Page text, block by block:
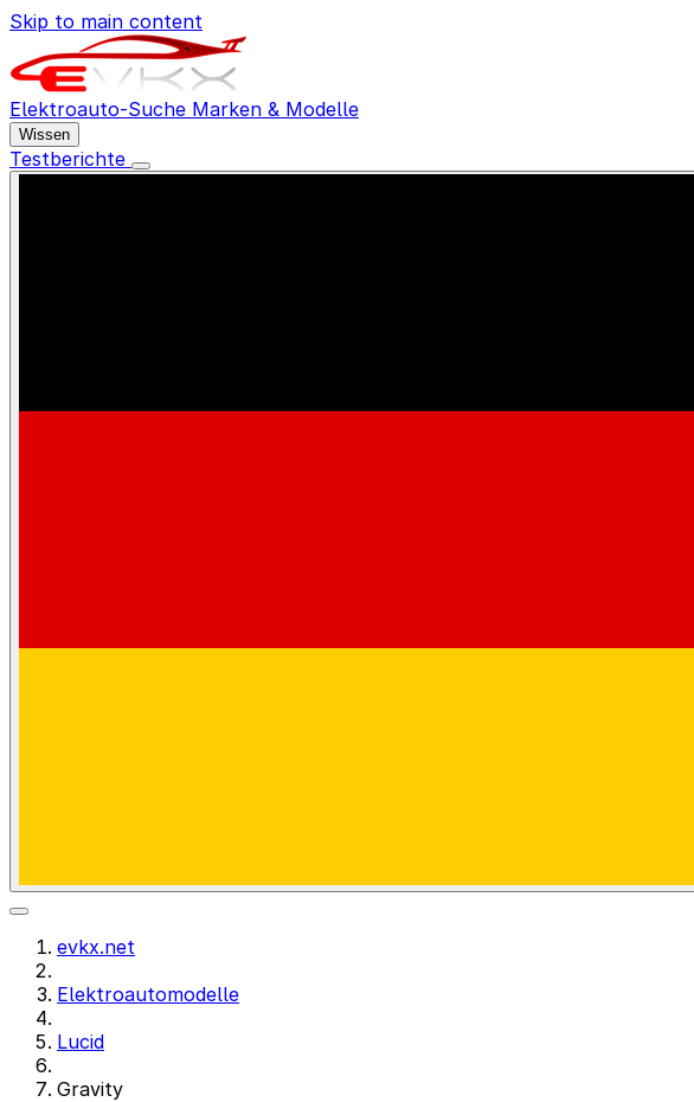
Skip to main content
Elektroauto-Suche Marken & Modelle
Wissen
Testberichte
evkx.net
Elektroautomodelle
Lucid
Gravity